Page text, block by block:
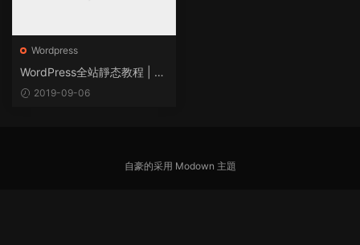
Wordpress
WordPress全站靜态教程 | 提
速+防CC
2019-09-06
自豪的采用 Modown 主題